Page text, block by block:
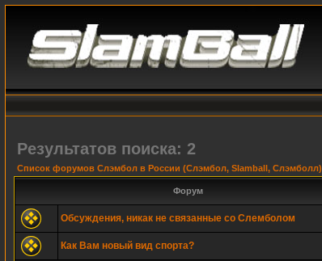
Результатов поиска: 2
Список форумов Слэмбол в России (Слэмбол, Slamball, Слэмболл)
Форум
Обсуждения, никак не связанные со Слемболом
Как Вам новый вид спорта?